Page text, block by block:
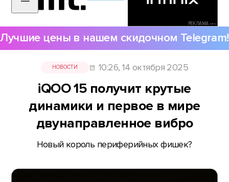
РЕКЛАМА •••
Лучшие цены в нашем скидочном Telegram!
НОВОСТИ 10:26, 14 октября 2025
iQOO 15 получит крутые
динамики и первое в мире
двунаправленное вибро
Новый король периферийных фишек?